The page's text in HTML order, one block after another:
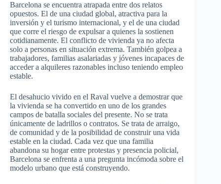
Barcelona se encuentra atrapada entre dos relatos
opuestos. El de una ciudad global, atractiva para la
inversión y el turismo internacional, y el de una ciudad
que corre el riesgo de expulsar a quienes la sostienen
cotidianamente. El conflicto de vivienda ya no afecta
solo a personas en situación extrema. También golpea a
trabajadores, familias asalariadas y jóvenes incapaces de
acceder a alquileres razonables incluso teniendo empleo
estable.
El desahucio vivido en el Raval vuelve a demostrar que
la vivienda se ha convertido en uno de los grandes
campos de batalla sociales del presente. No se trata
únicamente de ladrillos o contratos. Se trata de arraigo,
de comunidad y de la posibilidad de construir una vida
estable en la ciudad. Cada vez que una familia
abandona su hogar entre protestas y presencia policial,
Barcelona se enfrenta a una pregunta incómoda sobre el
modelo urbano que está construyendo.